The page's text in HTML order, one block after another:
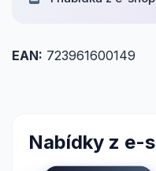
EAN: 723961600149
Nabídky z e-